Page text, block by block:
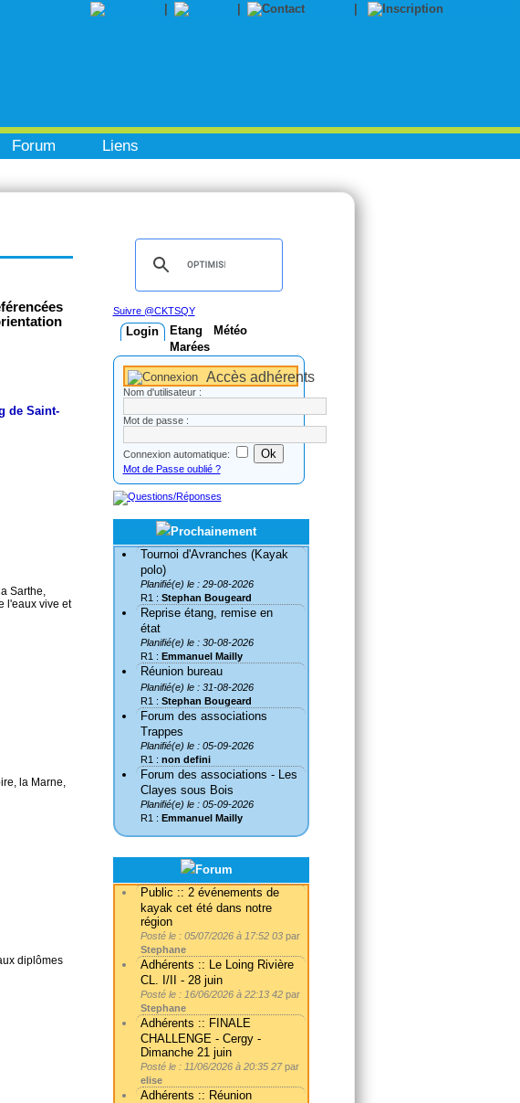
Forum Liens
de Saint-
Sarthe,
l'eaux vive et
la Marne,
diplômes
Suivre @CKTSQY
Login Etang
Météo
Marées
Accès adhérents
Nom d'utilisateur :
Mot de passe :
Connexion automatique:
Mot de Passe oublié ?
Tournoi d'Avranches (Kayak
polo)
Planifié(e) le : 29-08-2026
R1 : Stephan Bougeard
Reprise étang, remise en
état
Planifié(e) le : 30-08-2026
R1 : Emmanuel Mailly
Réunion bureau
Planifié(e) le : 31-08-2026
R1 : Stephan Bougeard
Forum des associations
Trappes
Planifié(e) le : 05-09-2026
R1 : non defini
Forum des associations - Les
Clayes sous Bois
Planifié(e) le : 05-09-2026
R1 : Emmanuel Mailly
Public :: 2 événements de
kayak cet été dans notre
région
Posté le : 05/07/2026 à 17:52 03 par
Stephane
Adhérents :: Le Loing Rivière
CL. I/II - 28 juin
Posté le : 16/06/2026 à 22:13 42 par
Stephane
Adhérents :: FINALE
CHALLENGE - Cergy -
Dimanche 21 juin
Posté le : 11/06/2026 à 20:35 27par
elise
Adhérents :: Réunion